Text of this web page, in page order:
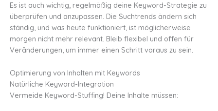
Es ist auch wichtig, regelmäßig deine Keyword-Strategie zu
überprüfen und anzupassen. Die Suchtrends ändern sich
ständig, und was heute funktioniert, ist möglicherweise
morgen nicht mehr relevant. Bleib flexibel und offen für
Veränderungen, um immer einen Schritt voraus zu sein.
Optimierung von Inhalten mit Keywords
Natürliche Keyword-Integration
Vermeide Keyword-Stuffing! Deine Inhalte müssen: